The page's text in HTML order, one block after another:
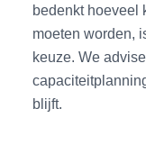
bedenkt hoeveel
moeten worden,
keuze. We
blijft.